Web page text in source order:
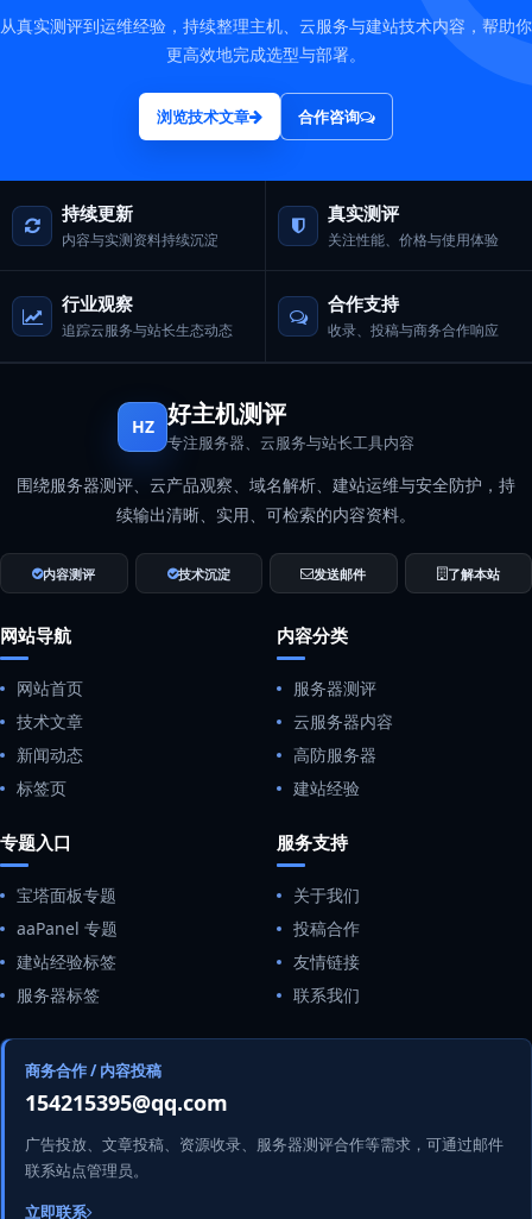
从真实测评到运维经验，持续整理主机、云服务与建站技术内容，帮助你
更高效地完成选型与部署。
浏览技术文章 合作咨询
持续更新
内容与实测资料持续沉淀
真实测评
关注性能、价格与使用体验
行业观察
追踪云服务与站长生态动态
合作支持
收录、投稿与商务合作响应
HZ 好主机测评
专注服务器、云服务与站长工具内容
围绕服务器测评、云产品观察、域名解析、建站运维与安全防护，持
续输出清晰、实用、可检索的内容资料。
内容测评 技术沉淀 发送邮件 了解本站
网站导航
网站首页
技术文章
新闻动态
标签页
内容分类
服务器测评
云服务器内容
高防服务器
建站经验
专题入口
宝塔面板专题
aaPanel 专题
建站经验标签
服务器标签
服务支持
关于我们
投稿合作
友情链接
联系我们
商务合作 / 内容投稿
154215395@qq.com
广告投放、文章投稿、资源收录、服务器测评合作等需求，可通过邮件
联系站点管理员。
立即联系